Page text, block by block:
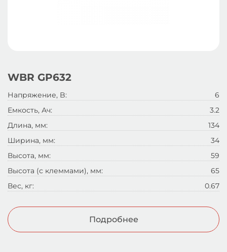
WBR GP632
Напряжение, B:
6
Емкость, Ач:
3.2
Длина, мм:
134
Ширина, мм:
34
Высота, мм:
59
Высота (с клеммами), мм:
65
Вес, кг:
0.67
Подробнее